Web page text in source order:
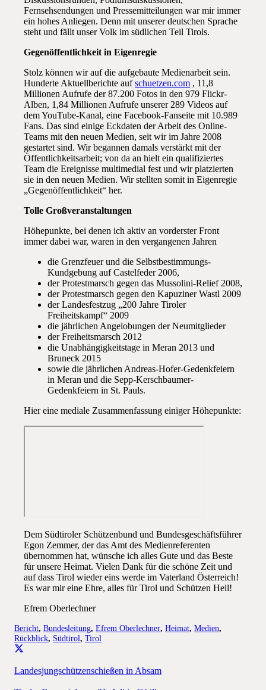
Fernsehsendungen und Pressemitteilungen war mir immer
ein hohes Anliegen. Denn mit unserer deutschen Sprache
steht und fällt unser Volk im südlichen Teil Tirols.
Gegenöffentlichkeit in Eigenregie
Stolz können wir auf die aufgebaute Medienarbeit sein.
Hunderte Aktuellberichte aufschuetzen.com , 11,8
Millionen Aufrufe der 87.200 Fotos in den 979 Flickr-
Alben, 1,84 Millionen Aufrufe unserer 289 Videos auf
dem YouTube-Kanal, eine Facebook-Fanseite mit 10.989
Fans. Das sind einige Eckdaten der Arbeit des Online-
Teams mit den neuen Medien, seit wir im Jahre 2008
gestartet sind. Wir begannen damals verstärkt mit der
Öffentlichkeitsarbeit; von da an hielt ein qualifiziertes
Team die Ereignisse multimedial fest und wir platzierten
sie in den neuen Medien. Wir stellten somit in Eigenregie
„Gegenöffentlichkeit“ her.
Tolle Großveranstaltungen
Höhepunkte, bei denen ich aktiv an vorderster Front
immer dabei war, waren in den vergangenen Jahren
die Grenzfeuer und die Selbstbestimmungs-
Kundgebung auf Castelfeder 2006,
der Protestmarsch gegen das Mussolini-Relief 2008,
der Protestmarsch gegen den Kapuziner Wastl 2009
der Landesfestzug „200 Jahre Tiroler
Freiheitskampf“ 2009
die jährlichen Angelobungen der Neumitglieder
der Freiheitsmarsch 2012
die Unabhängigkeitstage in Meran 2013 und
Bruneck 2015
sowie die jährlichen Andreas-Hofer-Gedenkfeiern
in Meran und die Sepp-Kerschbaumer-
Gedenkfeiern in St. Pauls.
Hier eine mediale Zusammenfassung einiger Höhepunkte:
Dem Südtiroler Schützenbund und Bundesgeschäftsführer
Egon Zemmer, der das Amt des Medienreferenten
übernommen hat, wünsche ich alles Gute und das Beste
für unsere Heimat. Vielen Dank für die schöne Zeit und
auf dass Tirol wieder eins werde im Vaterland Österreich!
Es war mir eine Ehre, alles für Tirol und Schützen Heil!
Efrem Oberlechner
Bericht, Bundesleitung, Efrem Oberlechner, Heimat, Medien,
Rückblick, Südtirol, Tirol
Landesjungschützenschießen in Absam